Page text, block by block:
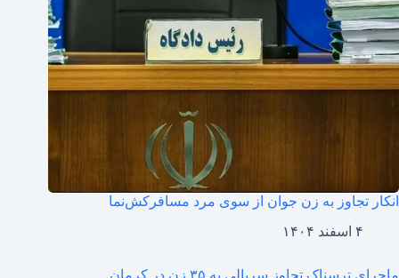
انکار تجاوز به زن جوان از سوی مرد مسافرکش‌نما
۴ اسفند ۱۴۰۴
ماجرای ترسناک تجاوز سریالی به ۳۵ زن در کرمان